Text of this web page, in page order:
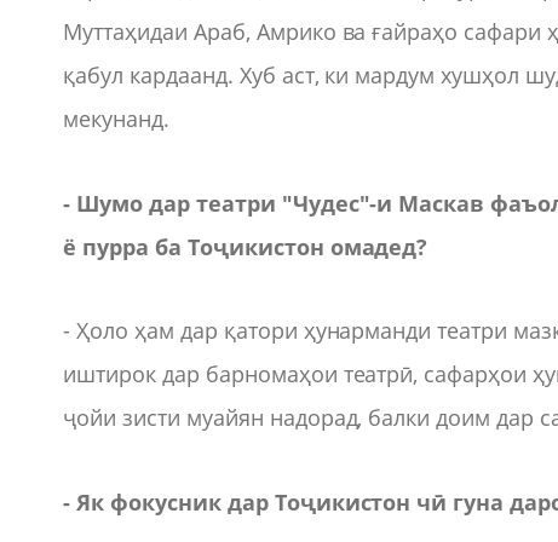
Муттаҳидаи Араб, Амрико ва ғайраҳо
қабул кардаанд. Хуб аст, ки мардум хушҳол
мекунанд.
- Шумо дар театри "Чудес"-и Маскав
ё пурра ба Тоҷикистон омадед?
- Ҳоло ҳам дар қатори ҳунарманди театри
иштирок дар барномаҳои театрӣ, сафарҳои
ҷойи зисти муайян надорад, балки доим дар
- Як фокусник дар Тоҷикистон чӣ гуна